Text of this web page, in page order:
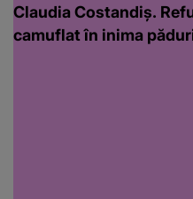
Claudia Costandiș.
camuflat în inima